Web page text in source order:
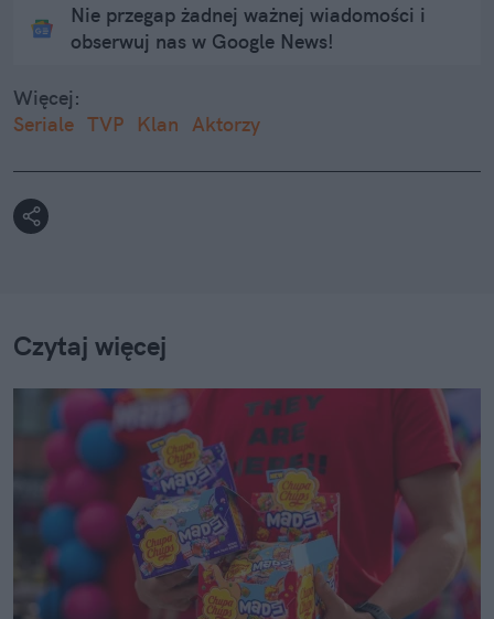
Nie przegap żadnej ważnej wiadomości i
obserwuj nas w Google News!
Więcej:
Seriale TVP Klan Aktorzy
Czytaj więcej